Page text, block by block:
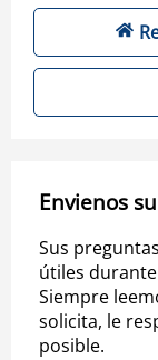
Envienos
Sus
útiles
Siempre
solicita, le
posible.